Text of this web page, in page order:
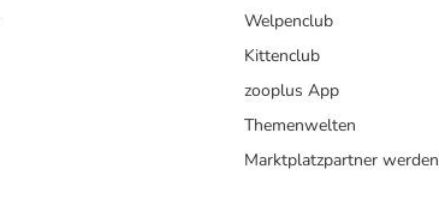
Welpenclub
Kittenclub
zooplus App
Themenwelten
Marktplatzpartner werden